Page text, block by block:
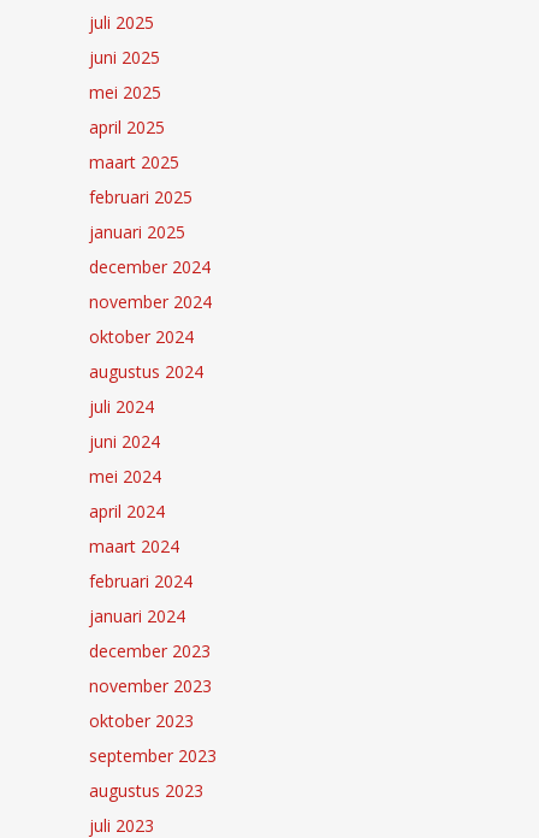
juli 2025
juni 2025
mei 2025
april 2025
maart 2025
februari 2025
januari 2025
december 2024
november 2024
oktober 2024
augustus 2024
juli 2024
juni 2024
mei 2024
april 2024
maart 2024
februari 2024
januari 2024
december 2023
november 2023
oktober 2023
september 2023
augustus 2023
juli 2023